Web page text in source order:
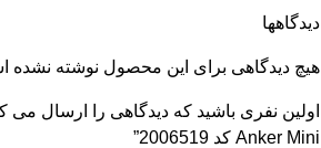
دیدگاهها
هیچ دیدگاهی برای این محصول نوشته نشده
اولین نفری باشید که دیدگاهی را ارسال می
Anker Mini کد 2006519”